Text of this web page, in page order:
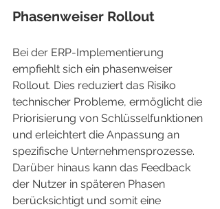
Phasenweiser Rollout
Bei der ERP-Implementierung
empfiehlt sich ein phasenweiser
Rollout. Dies reduziert das Risiko
technischer Probleme, ermöglicht die
Priorisierung von Schlüsselfunktionen
und erleichtert die Anpassung an
spezifische Unternehmensprozesse.
Darüber hinaus kann das Feedback
der Nutzer in späteren Phasen
berücksichtigt und somit eine